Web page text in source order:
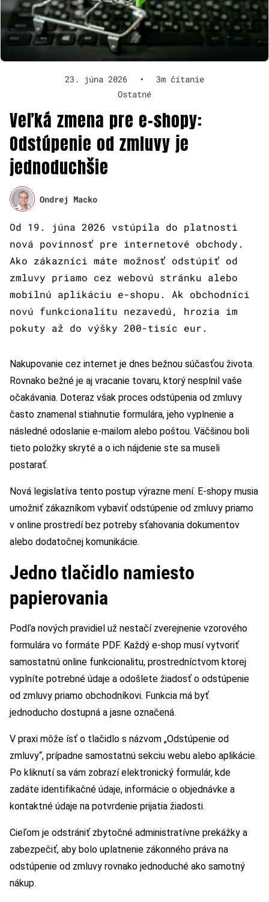
23. júna 2026 •
3m čítanie
Ostatné
Veľká zmena pre e-shopy:
Odstúpenie od zmluvy je
jednoduchšie
Ondrej Macko
Od 19. júna 2026 vstúpila do platnosti
nová povinnosť pre internetové obchody.
Ako zákazníci máte možnosť odstúpiť od
zmluvy priamo cez webovú stránku alebo
mobilnú aplikáciu e-shopu. Ak obchodníci
novú funkcionalitu nezavedú, hrozia im
pokuty až do výšky 200-tisíc eur.
Nakupovanie cez internet je dnes bežnou súčasťou života.
Rovnako bežné je aj vracanie tovaru, ktorý nesplnil vaše
očakávania. Doteraz však proces odstúpenia od zmluvy
často znamenal stiahnutie formulára, jeho vyplnenie a
následné odoslanie e-mailom alebo poštou. Väčšinou boli
tieto položky skryté a o ich nájdenie ste sa museli
postarať.
Nová legislatíva tento postup výrazne mení. E-shopy musia
umožniť zákazníkom vybaviť odstúpenie od zmluvy priamo
v online prostredí bez potreby sťahovania dokumentov
alebo dodatočnej komunikácie.
Jedno tlačidlo namiesto
papierovania
Podľa nových pravidiel už nestačí zverejnenie vzorového
formulára vo formáte PDF. Každý e-shop musí vytvoriť
samostatnú online funkcionalitu, prostredníctvom ktorej
vyplníte potrebné údaje a odošlete žiadosť o odstúpenie
od zmluvy priamo obchodníkovi. Funkcia má byť
jednoducho dostupná a jasne označená.
V praxi môže ísť o tlačidlo s názvom „Odstúpenie od
zmluvy“, prípadne samostatnú sekciu webu alebo aplikácie.
Po kliknutí sa vám zobrazí elektronický formulár, kde
zadáte identifikačné údaje, informácie o objednávke a
kontaktné údaje na potvrdenie prijatia žiadosti.
Cieľom je odstrániť zbytočné administratívne prekážky a
zabezpečiť, aby bolo uplatnenie zákonného práva na
odstúpenie od zmluvy rovnako jednoduché ako samotný
nákup.